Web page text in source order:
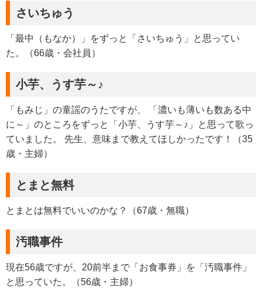
さいちゅう
「最中（もなか）」をずっと「さいちゅう」と思ってい
た。（66歳・会社員）
小芋、うす芋～♪
「もみじ」の童謡のうたですが、 「濃いも薄いも数ある中
に～」のところをずっと「小芋、うす芋～♪」と思って歌っ
ていました。 先生、意味まで教えてほしかったです！（35
歳・主婦）
とまと無料
とまとは無料でいいのかな？（67歳・無職）
汚職事件
現在56歳ですが、20前半まで「お食事券」を「汚職事件」
と思っていた。（56歳・主婦）